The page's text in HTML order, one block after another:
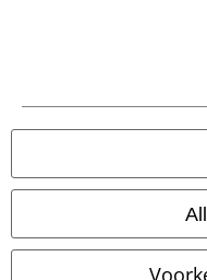
Onze online shops
EMP International